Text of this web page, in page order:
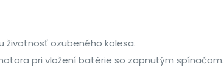
životnosť ozubeného kolesa.
pri vložení batérie so zapnutým spínačom.